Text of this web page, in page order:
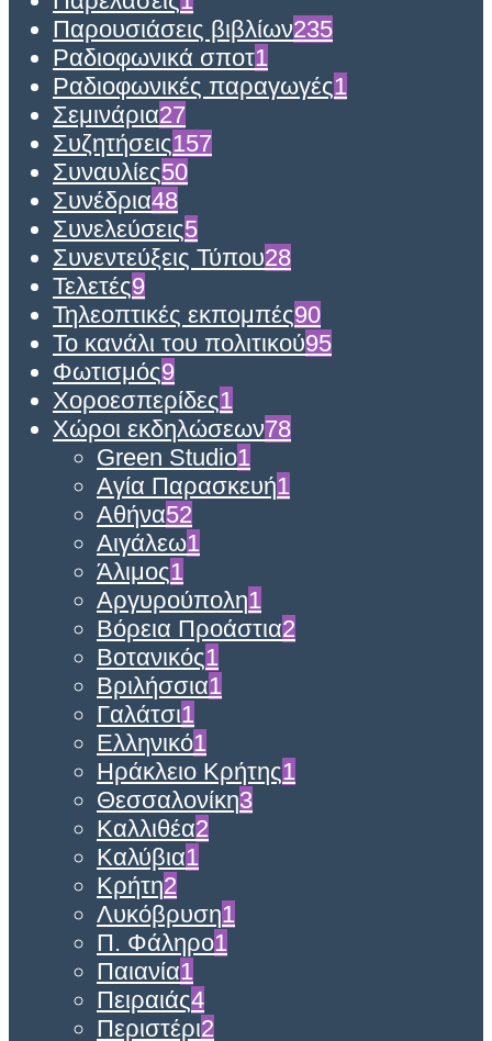
Παρουσιάσεις βιβλίων235
Ραδιοφωνικά σποτ1
Ραδιοφωνικές παραγωγές1
Σεμινάρια27
Συζητήσεις157
Συναυλίες50
Συνέδρια48
Συνελεύσεις5
Συνεντεύξεις Τύπου28
Τελετές9
Τηλεοπτικές εκπομπές90
Το κανάλι του πολιτικού95
Φωτισμός9
Χοροεσπερίδες1
Χώροι εκδηλώσεων78
Green Studio1
Αγία Παρασκευή1
Αθήνα52
Αιγάλεω1
Άλιμος1
Αργυρούπολη1
Βόρεια Προάστια2
Βοτανικός1
Βριλήσσια1
Γαλάτσι1
Ελληνικό1
Ηράκλειο Κρήτης1
Θεσσαλονίκη3
Καλλιθέα2
Καλύβια1
Κρήτη2
Λυκόβρυση1
Π. Φάληρο1
Παιανία1
Πειραιάς4
Περιστέρι2